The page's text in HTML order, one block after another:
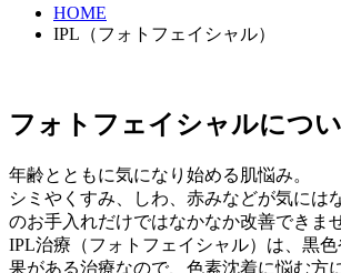
HOME
IPL（フォトフェイシャル）
フォトフェイシャルにつ
年齢とともに気になり始める肌悩み。
シミやくすみ、しわ、赤みなどが気には
のお手入れだけではなかなか改善できま
IPL治療（フォトフェイシャル）は、黒
果がある治療なので、色素沈着に悩む方